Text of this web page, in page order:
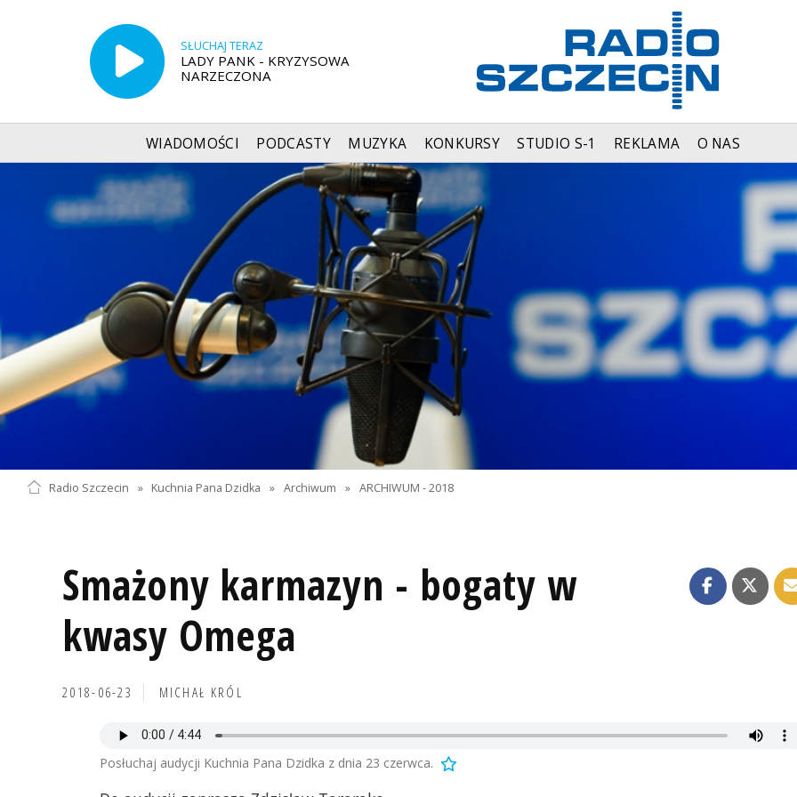
SŁUCHAJ TERAZ
LADY PANK - KRYZYSOWA
NARZECZONA
WIADOMOŚCI PODCASTY MUZYKA KONKURSY STUDIO S-1 REKLAMA O NAS
Radio Szczecin » Kuchnia Pana Dzidka » Archiwum » ARCHIWUM - 2018
Smażony karmazyn - bogaty w
kwasy Omega
2018-06-23 MICHAŁ KRÓL
Posłuchaj audycji Kuchnia Pana Dzidka z dnia 23 czerwca.